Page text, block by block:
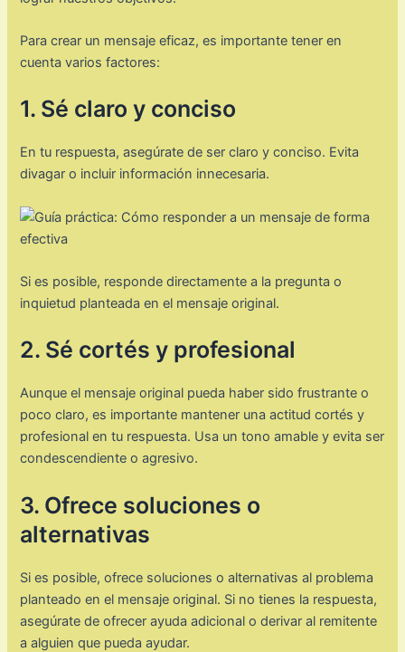
Para crear un mensaje eficaz, es importante tener en
cuenta varios factores:
1. Sé claro y conciso
En tu respuesta, asegúrate de ser claro y conciso. Evita
divagar o incluir información innecesaria.
Si es posible, responde directamente a la pregunta o
inquietud planteada en el mensaje original.
2. Sé cortés y profesional
Aunque el mensaje original pueda haber sido frustrante o
poco claro, es importante mantener una actitud cortés y
profesional en tu respuesta. Usa un tono amable y evita ser
condescendiente o agresivo.
3. Ofrece soluciones o
alternativas
Si es posible, ofrece soluciones o alternativas al problema
planteado en el mensaje original. Si no tienes la respuesta,
asegúrate de ofrecer ayuda adicional o derivar al remitente
a alguien que pueda ayudar.